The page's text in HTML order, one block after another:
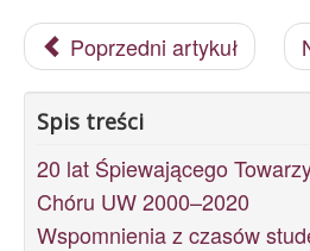
Poprzedni artykuł
Spis treści
20 lat Śpiewającego
Chóru UW 2000–2020
Wspomnienia z czasów